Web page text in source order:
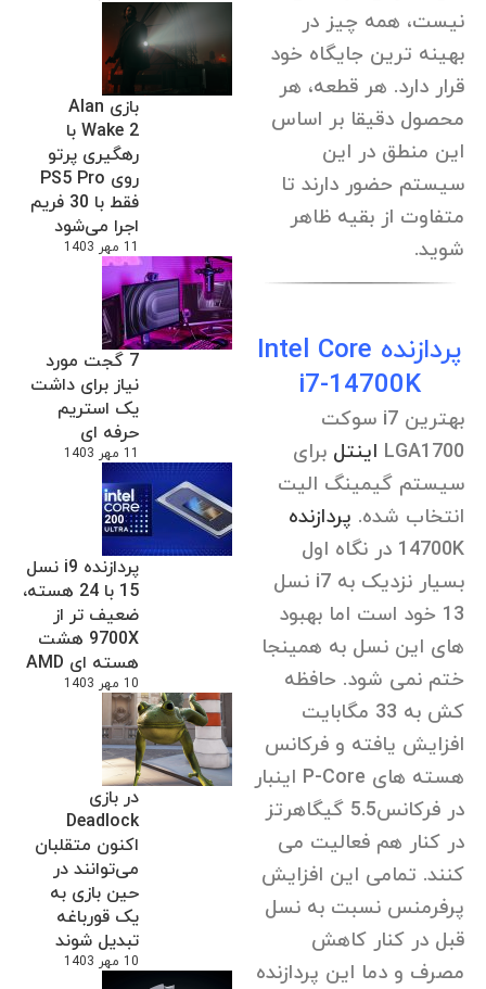
بازی Alan
Wake 2 با
رهگیری پرتو
روی PS5 Pro
فقط با 30 فریم
اجرا می‌شود
11 مهر 1403
7 گجت مورد
نیاز برای داشت
یک استریم
حرفه ای
11 مهر 1403
پردازنده i9 نسل
15 با 24 هسته،
ضعیف تر از
9700X هشت
هسته ای AMD
10 مهر 1403
در بازی
Deadlock
اکنون متقلبان
می‌توانند در
حین بازی به
یک قورباغه
تبدیل شوند
10 مهر 1403
نیست، همه چیز در
بهینه ترین جایگاه خود
قرار دارد. هر قطعه، هر
محصول دقیقا بر اساس
این منطق در این
سیستم حضور دارند تا
متفاوت از بقیه ظاهر
شوید.
پردازنده Intel Core
i7-14700K
بهترین i7 سوکت
LGA1700 اینتل برای
سیستم گیمینگ الیت
انتخاب شده. پردازنده
14700K در نگاه اول
بسیار نزدیک به i7 نسل
13 خود است اما بهبود
های این نسل به همینجا
ختم نمی شود. حافظه
کش به 33 مگابایت
افزایش یافته و فرکانس
هسته های P-Core اینبار
در فرکانس5.5 گیگاهرتز
در کنار هم فعالیت می
کنند. تمامی این افزایش
پرفرمنس نسبت به نسل
قبل در کنار کاهش
مصرف و دما این پردازنده